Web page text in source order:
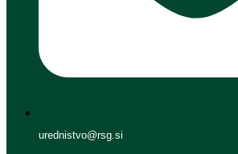
urednistvo@rsg.si